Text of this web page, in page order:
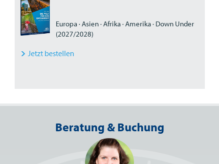
Europa · Asien · Afrika · Amerika · Down Under
(2027/2028)
Jetzt bestellen
Beratung & Buchung